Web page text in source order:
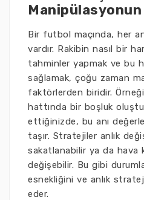
Manipülasyonun
Bir futbol maçında, her
vardır. Rakibin nasıl bir
tahminler yapmak ve bu
sağlamak, çoğu zaman
faktörlerden biridir.
hattında bir boşluk
ettiğinizde, bu anı
taşır. Stratejiler anlık
sakatlanabilir ya da hava
değişebilir. Bu gibi
esnekliğini ve anlık
eder.